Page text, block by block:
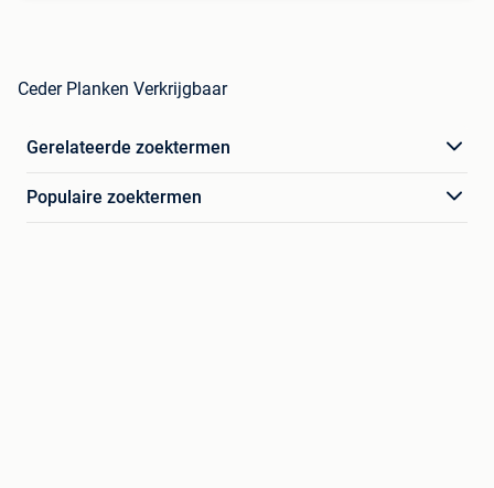
Ceder Planken Verkrijgbaar
Gerelateerde zoektermen
Populaire zoektermen